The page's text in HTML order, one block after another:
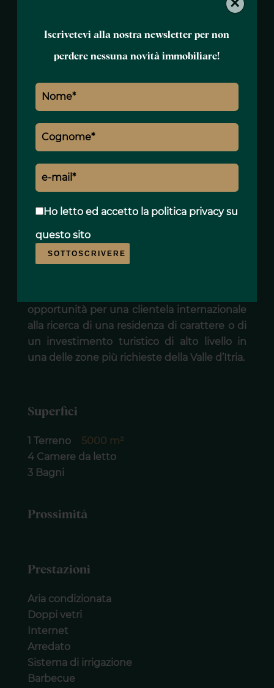
Iscrivetevi alla nostra newsletter per non
perdere nessuna novità immobiliare!
Ho letto ed accetto la politica privacysu
questo sito
SOTTOSCRIVERE
• Savelletri e Torre Canne (mare Adriatico)
• Locorotondo
• Alberobello
• San Domenico Golf
Facile accesso agli aeroporti internazionali di
Bari e Brindisi.
UNA PROPRIETÀ CON ELEVATO
CON VISTA MARE
Grazie alla configurazione in unità
indipendenti, alla posizione nella pineta e
opportunità per una clientela internazionale
alla ricerca di una residenza di carattere o di
un investimento turistico di alto livello in
una delle zone più richieste della Valle d’Itria.
Superfici
1 Terreno
5000 m²
4 Camere da letto
3 Bagni
Prossimità
Prestazioni
Aria condizionata
Doppi vetri
Internet
Arredato
Sistema di irrigazione
Barbecue